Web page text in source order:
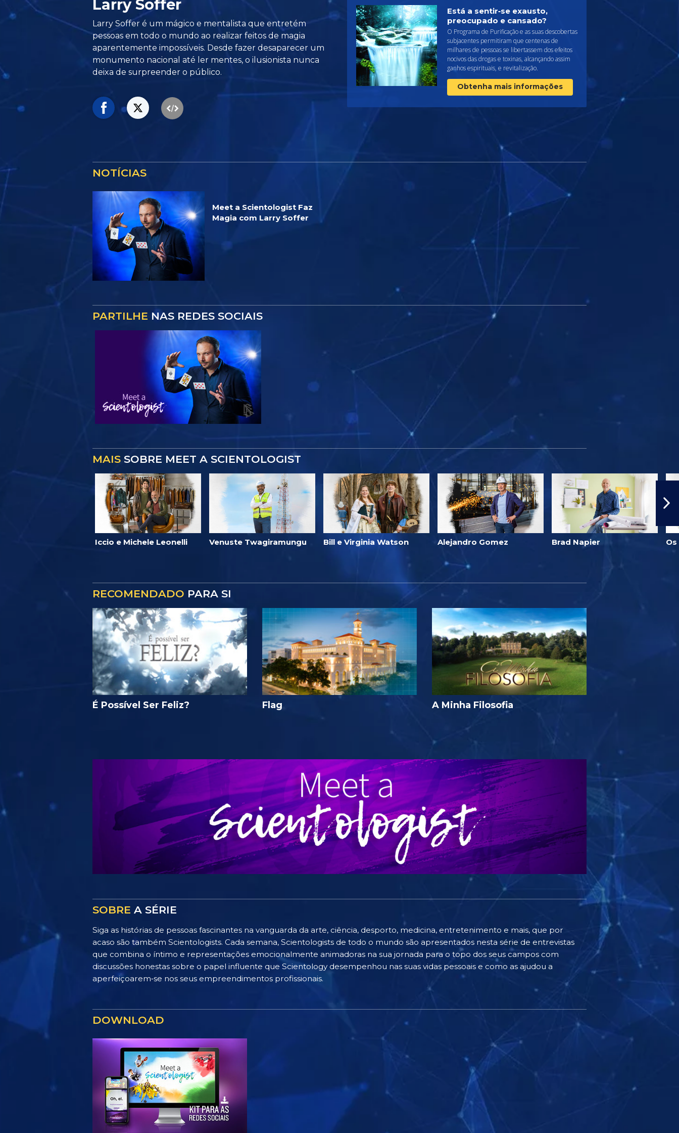
Larry Soffer
Larry Soffer é um mágico e mentalista que entretém
pessoas em todo o mundo ao realizar feitos de magia
aparentemente impossíveis. Desde fazer desaparecer um
monumento nacional até ler mentes, o ilusionista nunca
deixa de surpreender o público.
Está a sentir‑se exausto,
preocupado e cansado?
O Programa de Purificação e as suas descobertas
subjacentes permitiram que centenas de
milhares de pessoas se libertassem dos efeitos
nocivos das drogas e toxinas, alcançando assim
ganhos espirituais, e revitalização.
Obtenha mais informações
NOTÍCIAS
Meet a Scientologist Faz
Magia com Larry Soffer
PARTILHE NAS REDES SOCIAIS
MAIS SOBRE MEET A SCIENTOLOGIST
Iccio e Michele Leonelli Venuste Twagiramungu Bill e Virginia Watson Alejandro Gomez Brad Napier
RECOMENDADO PARA SI
É Possível Ser Feliz? Flag A Minha Filosofia
SOBRE A SÉRIE
Siga as histórias de pessoas fascinantes na vanguarda da arte, ciência, desporto, medicina, entretenimento e mais, que por
acaso são também Scientologists. Cada semana, Scientologists de todo o mundo são apresentados nesta série de entrevistas
que combina o íntimo e representações emocionalmente animadoras na sua jornada para o topo dos seus campos com
discussões honestas sobre o papel influente que Scientology desempenhou nas suas vidas pessoais e como as ajudou a
aperfeiçoarem‑se nos seus empreendimentos profissionais.
DOWNLOAD